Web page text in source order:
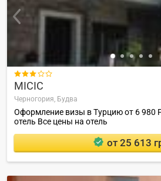

MICIC
Черногория, Будва
Оформление визы в Турцию от 6 980
отель Все цены на отель
от 25 613